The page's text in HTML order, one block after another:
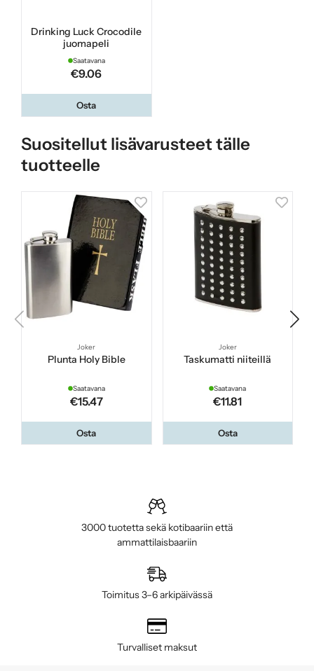
Drinking Luck Crocodile
juomapeli
Saatavana
€9.06
Osta
Suositellut lisävarusteet tälle
tuotteelle
Joker
Plunta Holy Bible
Saatavana
€15.47
Osta
Joker
Taskumatti niiteillä
Saatavana
€11.81
Osta
3000 tuotetta sekä kotibaariin että
ammattilaisbaariin
Toimitus 3–6 arkipäivässä
Turvalliset maksut